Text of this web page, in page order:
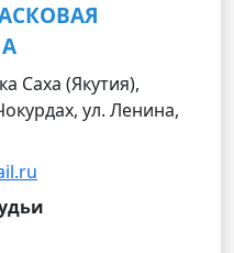
Саха (Якутия),
ул. Ленина,